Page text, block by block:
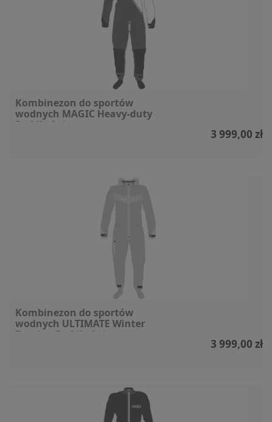
Kombinezon do sportów
wodnych MAGIC Heavy-duty
Paddle Suit
3 999,00 zł
Kombinezon do sportów
wodnych ULTIMATE Winter
Touring Paddle Suit
3 999,00 zł